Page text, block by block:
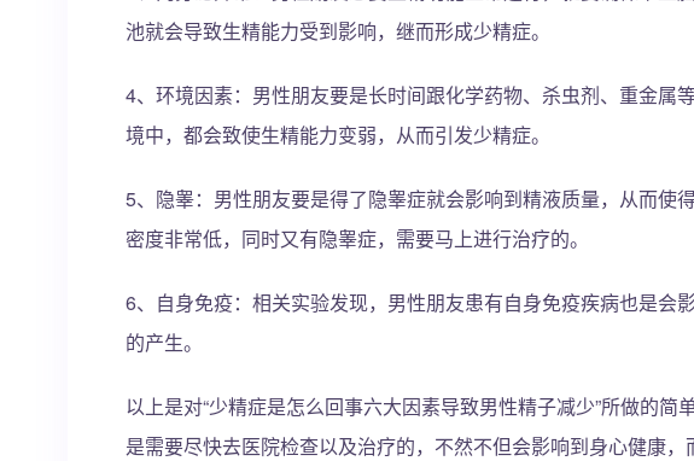
池就会导致生精能力受到影响，继而形成少精症。
4、环境因素：男性朋友要是长时间跟化学药物、杀虫剂、重金属
境中，都会致使生精能力变弱，从而引发少精症。
5、隐睾：男性朋友要是得了隐睾症就会影响到精液质量，从而使
密度非常低，同时又有隐睾症，需要马上进行治疗的。
6、自身免疫：相关实验发现，男性朋友患有自身免疫疾病也是会
的产生。
以上是对“少精症是怎么回事六大因素导致男性精子减少”所做的
是需要尽快去医院检查以及治疗的，不然不但会影响到身心健康，